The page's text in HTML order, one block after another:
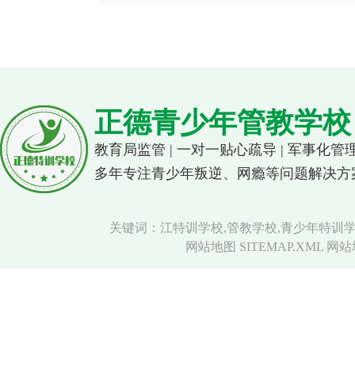
正德青少年管教学校
教育局监管 | 一对一贴心疏导 | 军事化管
多年专注青少年叛逆、网瘾等问题解决方
关键词：江特训学校,管教学校,青少年特训
网站地图 SITEMAP.XML 网